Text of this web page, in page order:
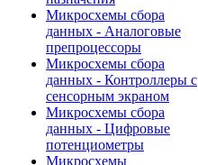
Микросхемы сбора
данных - Аналоговые
препроцессоры
Микросхемы сбора
данных - Контроллеры с
сенсорным экраном
Микросхемы сбора
данных - Цифровые
потенциометры
Микросхемы